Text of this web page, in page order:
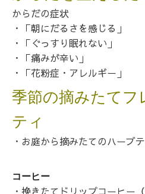
からだの症状
・「朝にだるさを感じる」
・「ぐっすり眠れない」
・「痛みが辛い」
・「花粉症・アレルギー」
季節の摘みたてフ
ティ
・お庭から摘みたてのハーブ
コーヒー
・挽きたてドリップコーヒー